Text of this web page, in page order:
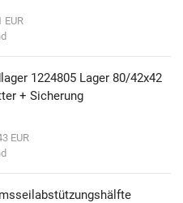
EUR
1224805 Lager 80/42x42
+ Sicherung
EUR